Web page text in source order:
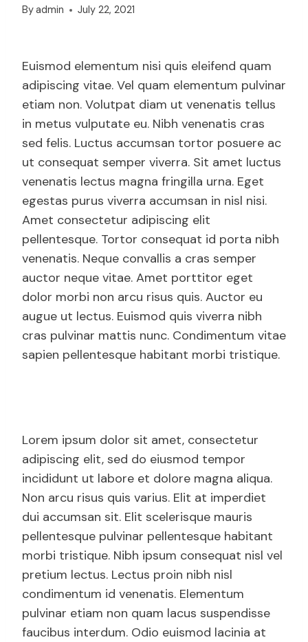
Byadmin July 22, 2021
Euismod elementum nisi quis eleifend quam
adipiscing vitae. Vel quam elementum pulvinar
etiam non. Volutpat diam ut venenatis tellus
in metus vulputate eu. Nibh venenatis cras
sed felis. Luctus accumsan tortor posuere ac
ut consequat semper viverra. Sit amet luctus
venenatis lectus magna fringilla urna. Eget
egestas purus viverra accumsan in nisl nisi.
Amet consectetur adipiscing elit
pellentesque. Tortor consequat id porta nibh
venenatis. Neque convallis a cras semper
auctor neque vitae. Amet porttitor eget
dolor morbi non arcu risus quis. Auctor eu
augue ut lectus. Euismod quis viverra nibh
cras pulvinar mattis nunc. Condimentum vitae
sapien pellentesque habitant morbi tristique.
Lorem ipsum dolor sit amet, consectetur
adipiscing elit, sed do eiusmod tempor
incididunt ut labore et dolore magna aliqua.
Non arcu risus quis varius. Elit at imperdiet
dui accumsan sit. Elit scelerisque mauris
pellentesque pulvinar pellentesque habitant
morbi tristique. Nibh ipsum consequat nisl vel
pretium lectus. Lectus proin nibh nisl
condimentum id venenatis. Elementum
pulvinar etiam non quam lacus suspendisse
faucibus interdum. Odio euismod lacinia at